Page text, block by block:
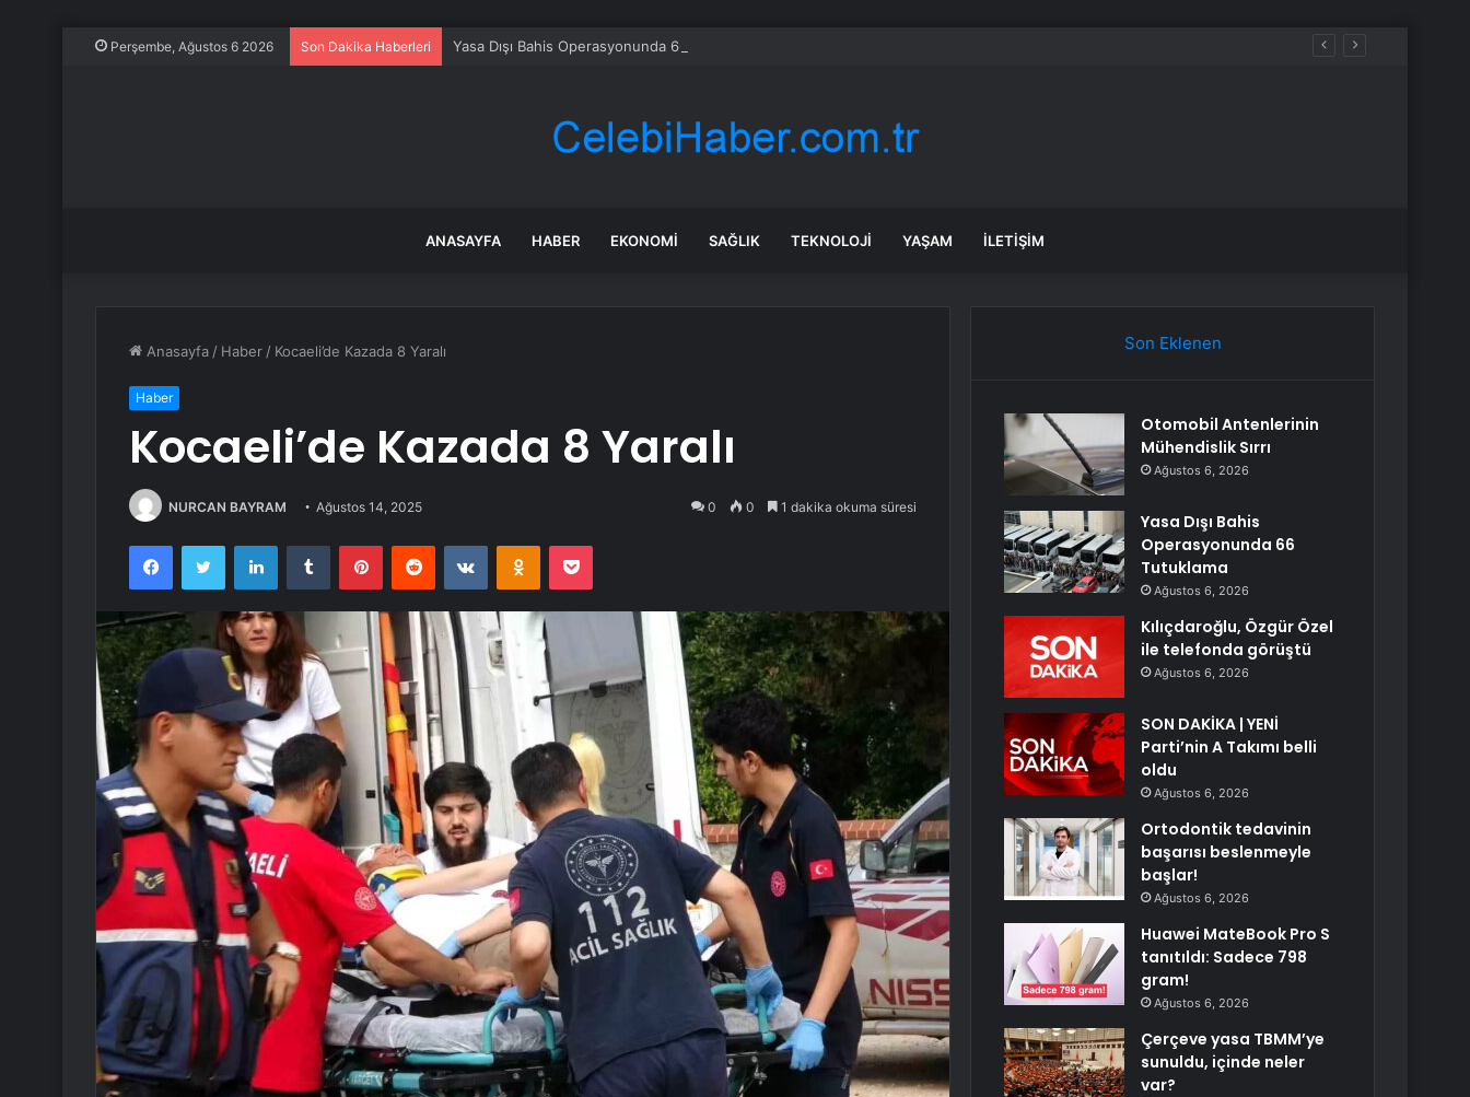
Perşembe, Ağustos 6 2026 Son Dakika Haberleri Yasa Dışı Bahis Operasyonunda 66 Tutuklama
ANASAYFA HABER EKONOMI SAĞLIK TEKNOLOJI YAŞAM İLETIŞIM
Anasayfa / Haber / Kocaeli’de Kazada 8 Yaralı
Haber
Kocaeli’de Kazada 8 Yaralı
NURCAN BAYRAM Ağustos 14, 2025 0 0 1 dakika okuma süresi
FacebookTwitter LinkedInTumblr PinterestReddit VKontakteOdnoklassniki
Pocket
Son Eklenen
Otomobil Antenlerinin
Mühendislik Sırrı
Ağustos 6, 2026
Yasa Dışı Bahis
Operasyonunda 66
Tutuklama
Ağustos 6, 2026
Kılıçdaroğlu, Özgür Özel
ile telefonda görüştü
Ağustos 6, 2026
SON DAKİKA | YENİ
Parti’nin A Takımı belli
oldu
Ağustos 6, 2026
Ortodontik tedavinin
başarısı beslenmeyle
başlar!
Ağustos 6, 2026
Huawei MateBook Pro S
tanıtıldı: Sadece 798
gram!
Ağustos 6, 2026
Çerçeve yasa TBMM’ye
sunuldu, içinde neler
var?